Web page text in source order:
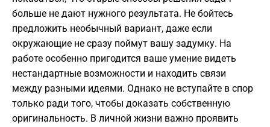
больше не дают нужного результата. Не бойтесь
предложить необычный вариант, даже если
окружающие не сразу поймут вашу задумку. На
работе особенно пригодится ваше умение видеть
нестандартные возможности и находить связи
между разными идеями. Однако не вступайте в спор
только ради того, чтобы доказать собственную
оригинальность. В личной жизни важно проявить